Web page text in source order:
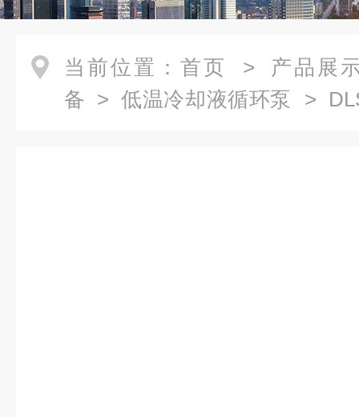
当前位置： 首页 > 产品展
备 > 低温冷却液循环泵 >